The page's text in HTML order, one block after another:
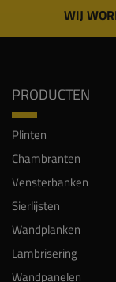
WIJ
PRODUCTEN
Plinten
Chambranten
Vensterbanken
Sierlijsten
Wandplanken
Lambrisering
Wandpanelen